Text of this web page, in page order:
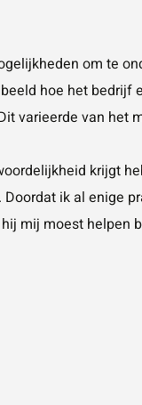
om te
hoe het bedrijf
varieerde van het
krijgt
ik al enige
mij moest helpen